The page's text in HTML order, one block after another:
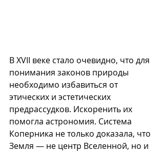
В XVII веке стало очевидно, что для
понимания законов природы
необходимо избавиться от
этических и эстетических
предрассудков. Искоренить их
помогла астрономия. Система
Коперника не только доказала, что
Земля — не центр Вселенной, но и